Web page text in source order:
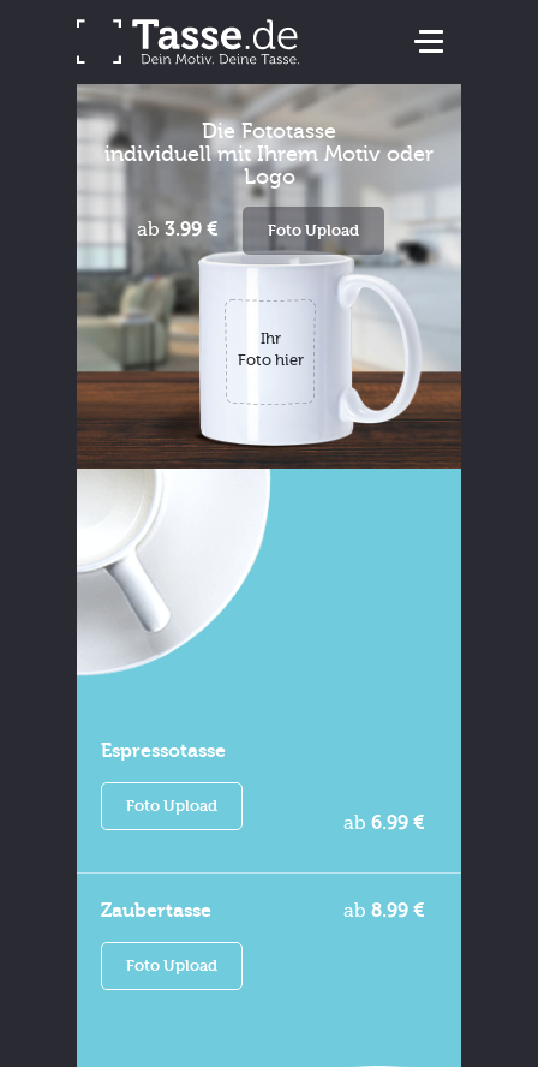
Die Fototasse
individuell mit Ihrem Motiv oder
Logo
ab 3.99 € Foto Upload
Ihr
Foto hier
Espressotasse
ab 6.99 €
Foto Upload
Zaubertasse ab 8.99 €
Foto Upload